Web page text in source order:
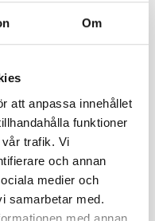
Om
att anpassa innehållet
funktioner
trafik. Vi
och annan
medier och
samarbetar med.
med annan
5.00–5.50 tum